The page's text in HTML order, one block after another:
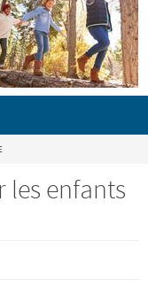
les enfants